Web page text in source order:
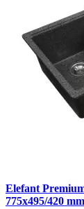
Elefant
775x495/420 mm